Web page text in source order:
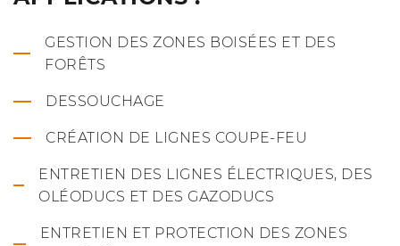
GESTION DES ZONES BOISÉES ET DES
FORÊTS
DESSOUCHAGE
CRÉATION DE LIGNES COUPE-FEU
ENTRETIEN DES LIGNES ÉLECTRIQUES, DES
OLÉODUCS ET DES GAZODUCS
ENTRETIEN ET PROTECTION DES ZONES